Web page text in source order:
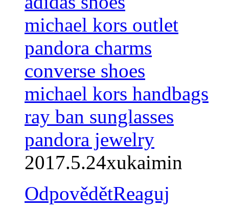
michael kors outlet
pandora charms
converse shoes
michael kors handbags
ray ban sunglasses
pandora jewelry
2017.5.24xukaimin
OdpovědětReaguj